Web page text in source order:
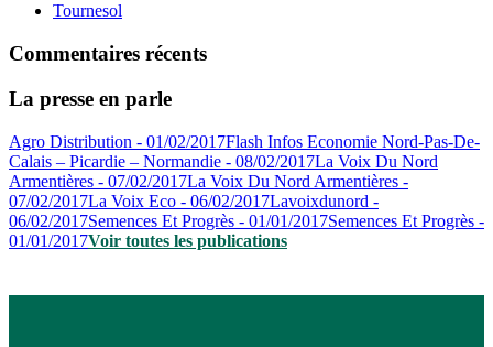
Tournesol
Commentaires récents
La presse en parle
Agro Distribution - 01/02/2017Flash Infos Economie Nord-Pas-De-
Calais – Picardie – Normandie - 08/02/2017La Voix Du Nord
Armentières - 07/02/2017La Voix Du Nord Armentières -
07/02/2017La Voix Eco - 06/02/2017Lavoixdunord -
06/02/2017Semences Et Progrès - 01/01/2017Semences Et Progrès -
01/01/2017Voir toutes les publications